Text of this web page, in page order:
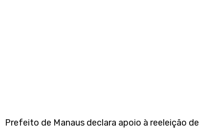
Prefeito de Manaus declara apoio à reeleição de